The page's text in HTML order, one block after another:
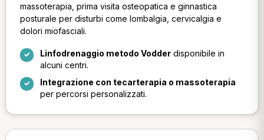
massoterapia, prima visita osteopatica e ginnastica
posturale per disturbi come lombalgia, cervicalgia e
dolori miofasciali.
Linfodrenaggio metodo Vodderdisponibile in
alcuni centri.
Integrazione con tecarterapia o massoterapia
per percorsi personalizzati.